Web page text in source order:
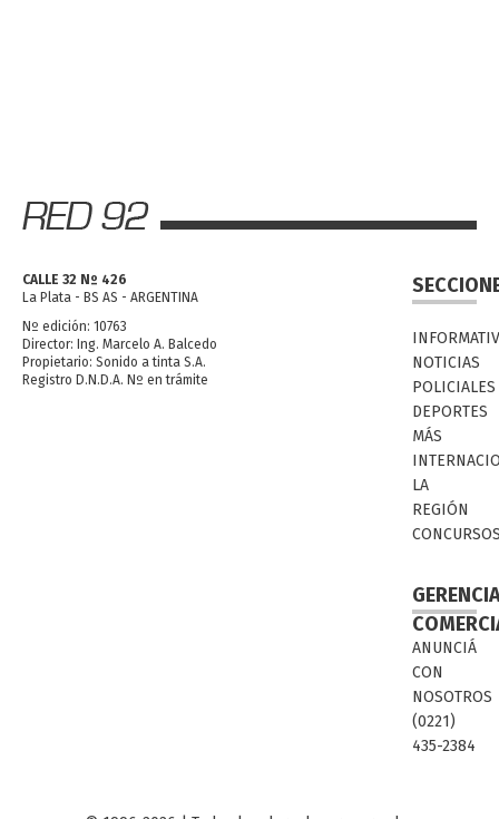
CALLE 32 Nº 426
La Plata - BS AS - ARGENTINA
Nº edición: 10763
Director: Ing. Marcelo A. Balcedo
Propietario: Sonido a tinta S.A.
Registro D.N.D.A. Nº en trámite
NOTICIAS
POLICIALES
DEPORTES
MÁS
LA
REGIÓN
ANUNCIÁ
CON
NOSOTROS
(0221)
435-2384